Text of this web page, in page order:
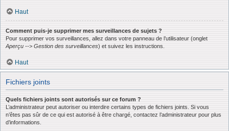
Haut
Comment puis-je supprimer mes surveillances de sujets ?
Pour supprimer vos surveillances, allez dans votre panneau de l’utilisateur (onglet
Aperçu --> Gestion des surveillances) et suivez les instructions.
Haut
Fichiers joints
Quels fichiers joints sont autorisés sur ce forum ?
L’administrateur peut autoriser ou interdire certains types de fichiers joints. Si vous
n’êtes pas sûr de ce qui est autorisé à être chargé, contactez l’administrateur pour plus
d’informations.